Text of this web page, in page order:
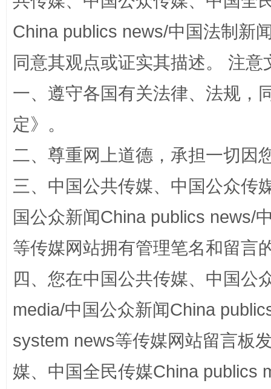
阿坝州三大球赛在茂县开幕 规模
国家大学科技园优化重塑工作
China publics news/中国法制新
同意其观点或证实其描述。 注
一、遵守各国有关法律、法规，
定》。
二、尊重网上道德，承担一切因
三、中国公共传媒、中国公众传
国公众新闻China publics news/
等传媒网站拥有管理笔名和留言
四、您在中国公共传媒、中国公
media/中国公众新闻China
system news等传媒网站留言板
媒、中国全民传媒China publics